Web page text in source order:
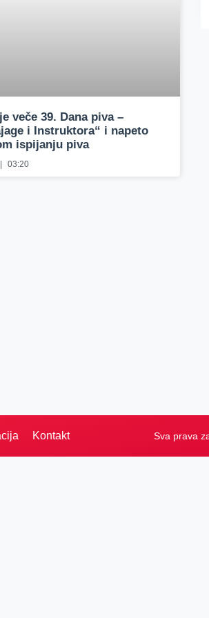
veče 39. Dana piva –
i Instruktora“ i napeto
ispijanju piva
03:20
Kontakt Sva prava